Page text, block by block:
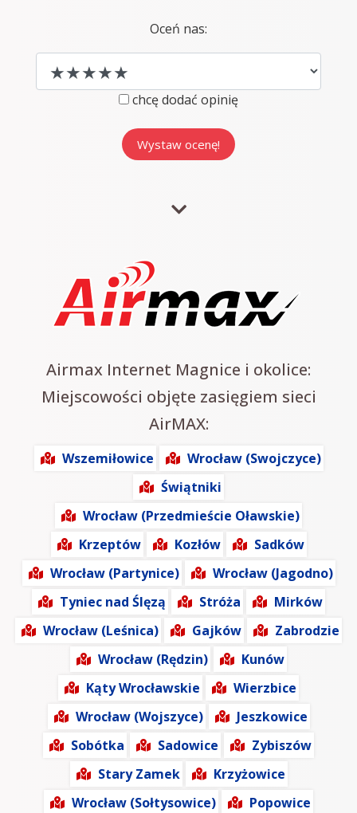
Oceń nas:
chcę dodać opinię
Airmax Internet Magnice i okolice:
Miejscowości objęte zasięgiem sieci
AirMAX:
Wszemiłowice
Wrocław (Swojczyce)
Świątniki
Wrocław (Przedmieście Oławskie)
Krzeptów
Kozłów
Sadków
Wrocław (Partynice)
Wrocław (Jagodno)
Tyniec nad Ślęzą
Stróża
Mirków
Wrocław (Leśnica)
Gajków
Zabrodzie
Wrocław (Rędzin)
Kunów
Kąty Wrocławskie
Wierzbice
Wrocław (Wojszyce)
Jeszkowice
Sobótka
Sadowice
Zybiszów
Stary Zamek
Krzyżowice
Wrocław (Sołtysowice)
Popowice